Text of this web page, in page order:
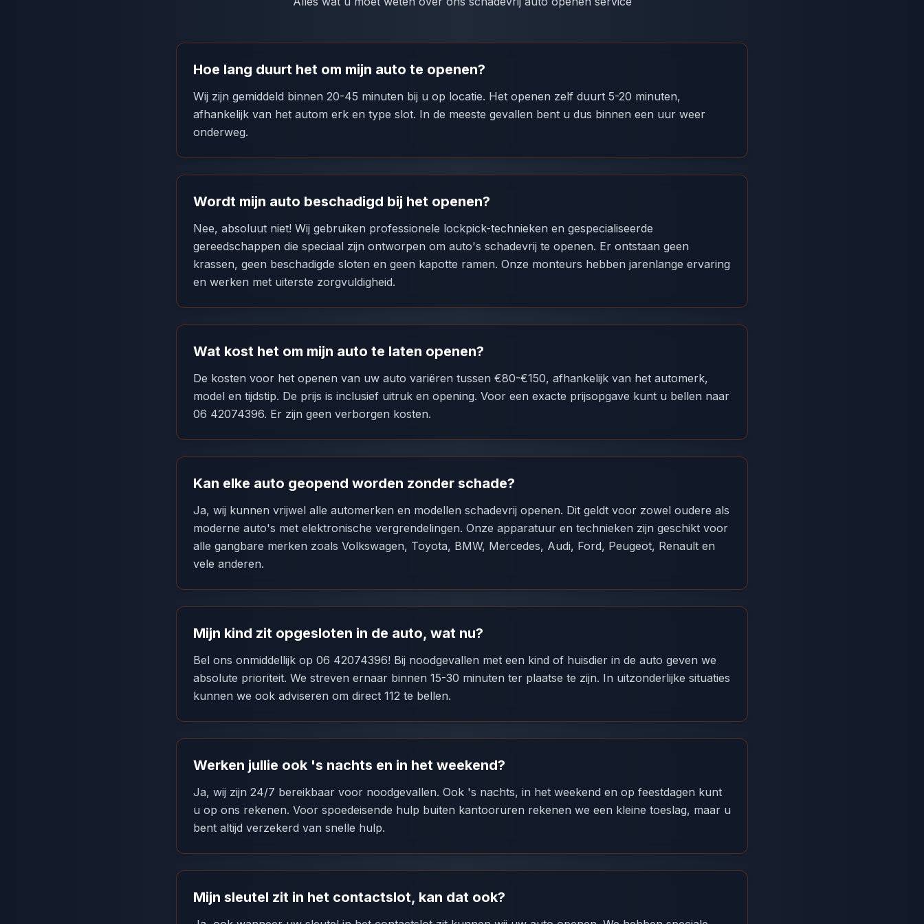
Hoe lang duurt het om mijn auto te openen?
Wij zijn gemiddeld binnen 20-45 minuten bij u op locatie. Het openen zelf duurt 5-20 minuten,
afhankelijk van het autom erk en type slot. In de meeste gevallen bent u dus binnen een uur weer
onderweg.
Wordt mijn auto beschadigd bij het openen?
Nee, absoluut niet! Wij gebruiken professionele lockpick-technieken en gespecialiseerde
gereedschappen die speciaal zijn ontworpen om auto's schadevrij te openen. Er ontstaan geen
krassen, geen beschadigde sloten en geen kapotte ramen. Onze monteurs hebben jarenlange ervaring
en werken met uiterste zorgvuldigheid.
Wat kost het om mijn auto te laten openen?
De kosten voor het openen van uw auto variëren tussen €80-€150, afhankelijk van het automerk,
model en tijdstip. De prijs is inclusief uitruk en opening. Voor een exacte prijsopgave kunt u bellen naar
06 42074396. Er zijn geen verborgen kosten.
Kan elke auto geopend worden zonder schade?
Ja, wij kunnen vrijwel alle automerken en modellen schadevrij openen. Dit geldt voor zowel oudere als
moderne auto's met elektronische vergrendelingen. Onze apparatuur en technieken zijn geschikt voor
alle gangbare merken zoals Volkswagen, Toyota, BMW, Mercedes, Audi, Ford, Peugeot, Renault en
vele anderen.
Mijn kind zit opgesloten in de auto, wat nu?
Bel ons onmiddellijk op 06 42074396! Bij noodgevallen met een kind of huisdier in de auto geven we
absolute prioriteit. We streven ernaar binnen 15-30 minuten ter plaatse te zijn. In uitzonderlijke situaties
kunnen we ook adviseren om direct 112 te bellen.
Werken jullie ook 's nachts en in het weekend?
Ja, wij zijn 24/7 bereikbaar voor noodgevallen. Ook 's nachts, in het weekend en op feestdagen kunt
u op ons rekenen. Voor spoedeisende hulp buiten kantooruren rekenen we een kleine toeslag, maar u
bent altijd verzekerd van snelle hulp.
Mijn sleutel zit in het contactslot, kan dat ook?